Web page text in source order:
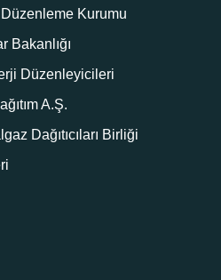
Kurumu
Bakanlığı
Düzenleyicileri
A.Ş.
Dağıtıcıları Birliği